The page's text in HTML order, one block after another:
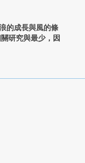
的成長與風的條
研究與最少，因